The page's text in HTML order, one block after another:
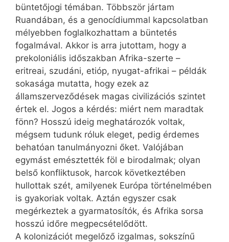
büntetőjogi témában. Többször jártam
Ruandában, és a genocídiummal kapcsolatban
mélyebben foglalkozhattam a büntetés
fogalmával. Akkor is arra jutottam, hogy a
prekoloniális időszakban Afrika-szerte –
eritreai, szudáni, etióp, nyugat-afrikai – példák
sokasága mutatta, hogy ezek az
államszerveződések magas civilizációs szintet
értek el. Jogos a kérdés: miért nem maradtak
fönn? Hosszú ideig meghatározók voltak,
mégsem tudunk róluk eleget, pedig érdemes
behatóan tanulmányozni őket. Valójában
egymást emésztették föl e birodalmak; olyan
belső konfliktusok, harcok következtében
hullottak szét, amilyenek Európa történelmében
is gyakoriak voltak. Aztán egyszer csak
megérkeztek a gyarmatosítók, és Afrika sorsa
hosszú időre megpecsételődött.
A kolonizációt megelőző izgalmas, sokszínű